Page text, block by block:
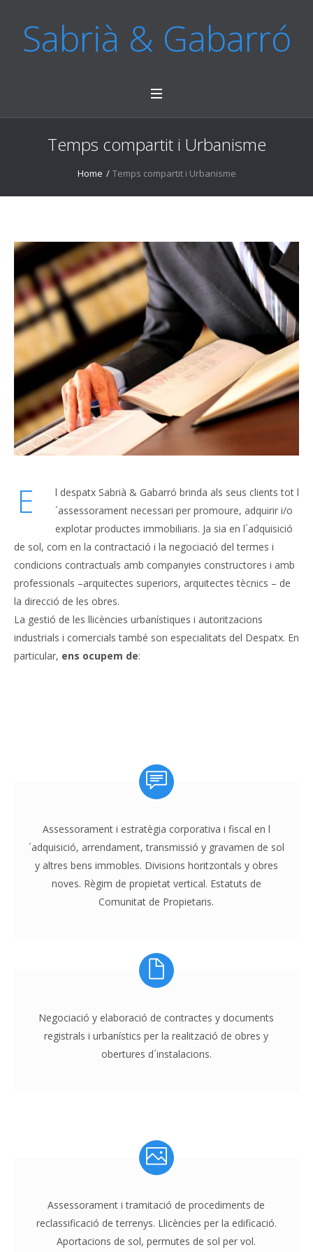
Sabrià & Gabarró
Temps compartit i Urbanisme
Home / Temps compartit i Urbanisme
E
l despatx Sabrià & Gabarró brinda als seus clients tot l
´assessorament necessari per promoure, adquirir i/o
explotar productes immobiliaris. Ja sia en l´adquisició
de sol, com en la contractació i la negociació del termes i
condicions contractuals amb companyies constructores i amb
professionals –arquitectes superiors, arquitectes tècnics – de
la direcció de les obres.
La gestió de les llicències urbanístiques i autoritzacions
industrials i comercials també son especialitats del Despatx. En
particular, ens ocupem de:
Assessorament i estratègia corporativa i fiscal en l
´adquisició, arrendament, transmissió y gravamen de sol
y altres bens immobles. Divisions horitzontals y obres
noves. Règim de propietat vertical. Estatuts de
Comunitat de Propietaris.
Negociació y elaboració de contractes y documents
registrals i urbanístics per la realització de obres y
obertures d´instalacions.
Assessorament i tramitació de procediments de
reclassificació de terrenys. Llicències per la edificació.
Aportacions de sol, permutes de sol per vol.